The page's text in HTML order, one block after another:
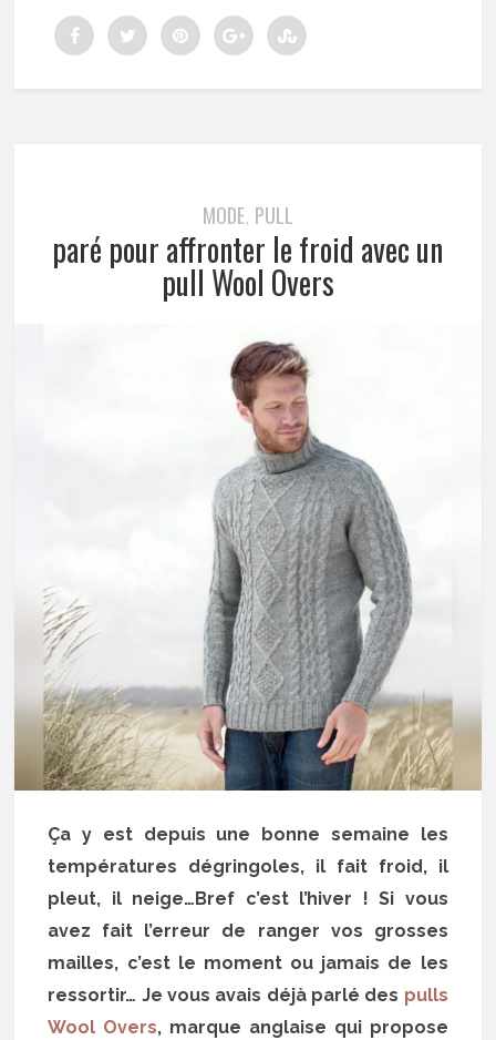
MODE, PULL
paré pour affronter le froid avec un
pull Wool Overs
Ça y est depuis une bonne semaine les
températures dégringoles, il fait froid, il
pleut, il neige…Bref c’est l’hiver ! Si vous
avez fait l’erreur de ranger vos grosses
mailles, c’est le moment ou jamais de les
ressortir… Je vous avais déjà parlé des pulls
Wool Overs, marque anglaise qui propose